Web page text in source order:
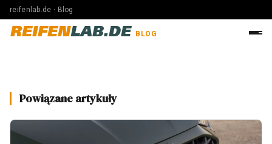
reifenlab.de · Blog
REIFENLAB.DE BLOG
Powiązane artykuły